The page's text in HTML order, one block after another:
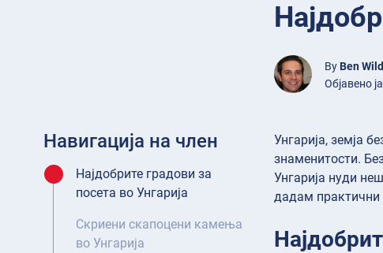
By Ben
Објавено
Навигација на член
Најдобрите градови за
посета во Унгарија
Скриени скапоцени камења
во Унгарија
Унгарија, земја
знаменитости.
Унгарија нуди
дадам практични